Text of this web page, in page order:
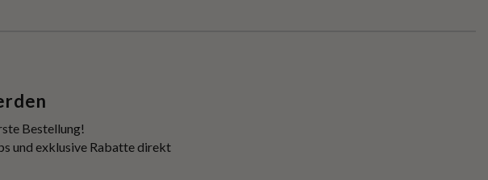
Bestellung!
und exklusive Rabatte direkt